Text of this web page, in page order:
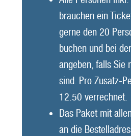
brauchen ein
gerne den 20
buchen und bei
angeben, falls Sie
sind. Pro Zusatz-
12.50 verrechnet.
Das Paket mit
an die